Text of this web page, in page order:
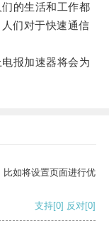
的生活和工作都
们对于快速通信
报加速器将会为
如将设置页面进行优
支持[0] 反对[0]